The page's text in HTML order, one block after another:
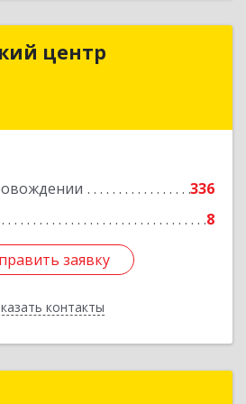
центр
336
8
заявку
контакты
центр
Подробнее
заявку
Назад